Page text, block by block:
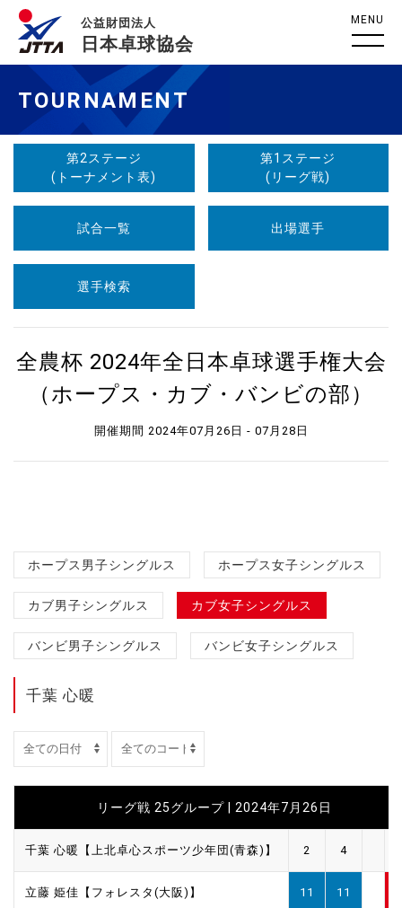
公益財団法人
日本卓球協会
MENU
TOURNAMENT
第2ステージ
(トーナメント表)
第1ステージ
(リーグ戦)
試合一覧 出場選手
選手検索
全農杯 2024年全日本卓球選手権大会
（ホープス・カブ・バンビの部）
開催期間 2024年07月26日 - 07月28日
ホープス男子シングルス ホープス女子シングルス
カブ男子シングルス カブ女子シングルス
バンビ男子シングルス バンビ女子シングルス
千葉 心暖
リーグ戦 25グループ | 2024年7月26日
千葉 心暖【上北卓心スポーツ少年団(青森)】 2 4
立藤 姫佳【フォレスタ(大阪)】 11 11